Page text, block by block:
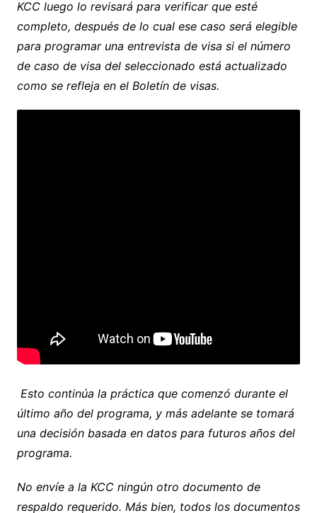
KCC luego lo revisará para verificar que esté
completo, después de lo cual ese caso será elegible
para programar una entrevista de visa si el número
de caso de visa del seleccionado está actualizado
como se refleja en el Boletín de visas.
Esto continúa la práctica que comenzó durante el
último año del programa, y más adelante se tomará
una decisión basada en datos para futuros años del
programa.
No envíe a la KCC ningún otro documento de
respaldo requerido. Más bien, todos los documentos